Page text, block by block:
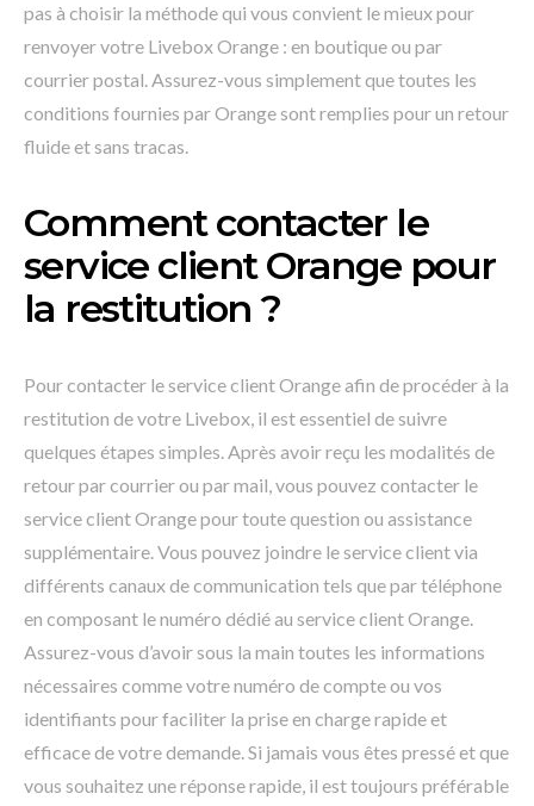
pas à choisir la méthode qui vous convient le mieux pour
renvoyer votre Livebox Orange : en boutique ou par
courrier postal. Assurez-vous simplement que toutes les
conditions fournies par Orange sont remplies pour un retour
fluide et sans tracas.
Comment contacter le
service client Orange pour
la restitution ?
Pour contacter le service client Orange afin de procéder à la
restitution de votre Livebox, il est essentiel de suivre
quelques étapes simples. Après avoir reçu les modalités de
retour par courrier ou par mail, vous pouvez contacter le
service client Orange pour toute question ou assistance
supplémentaire. Vous pouvez joindre le service client via
différents canaux de communication tels que par téléphone
en composant le numéro dédié au service client Orange.
Assurez-vous d’avoir sous la main toutes les informations
nécessaires comme votre numéro de compte ou vos
identifiants pour faciliter la prise en charge rapide et
efficace de votre demande. Si jamais vous êtes pressé et que
vous souhaitez une réponse rapide, il est toujours préférable